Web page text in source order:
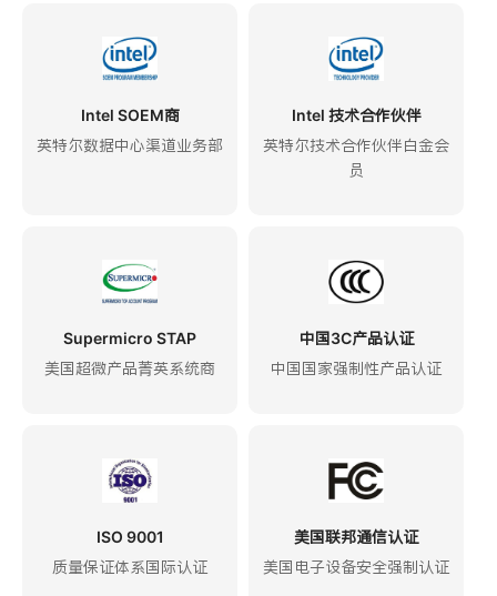
Intel SOEM商
英特尔数据中心渠道业务部
Intel 技术合作伙伴
英特尔技术合作伙伴白金会
员
Supermicro STAP
美国超微产品菁英系统商
中国3C产品认证
中国国家强制性产品认证
ISO 9001
质量保证体系国际认证
美国联邦通信认证
美国电子设备安全强制认证